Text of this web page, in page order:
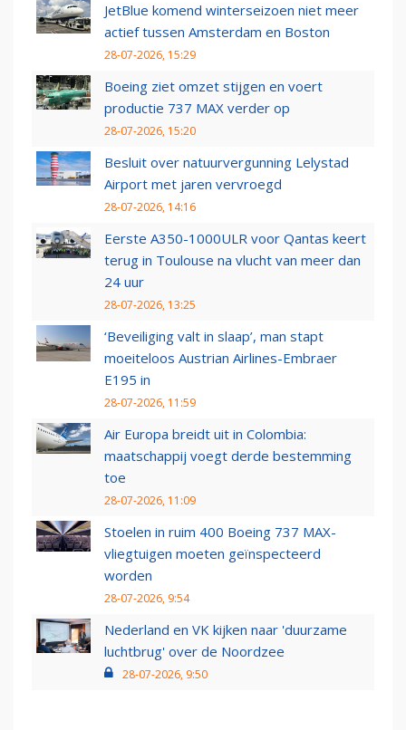
JetBlue komend winterseizoen niet meer
actief tussen Amsterdam en Boston
28-07-2026, 15:29
Boeing ziet omzet stijgen en voert
productie 737 MAX verder op
28-07-2026, 15:20
Besluit over natuurvergunning Lelystad
Airport met jaren vervroegd
28-07-2026, 14:16
Eerste A350-1000ULR voor Qantas keert
terug in Toulouse na vlucht van meer dan
24 uur
28-07-2026, 13:25
‘Beveiliging valt in slaap’, man stapt
moeiteloos Austrian Airlines-Embraer
E195 in
28-07-2026, 11:59
Air Europa breidt uit in Colombia:
maatschappij voegt derde bestemming
toe
28-07-2026, 11:09
Stoelen in ruim 400 Boeing 737 MAX-
vliegtuigen moeten geïnspecteerd
worden
28-07-2026, 9:54
Nederland en VK kijken naar 'duurzame
luchtbrug' over de Noordzee
28-07-2026, 9:50